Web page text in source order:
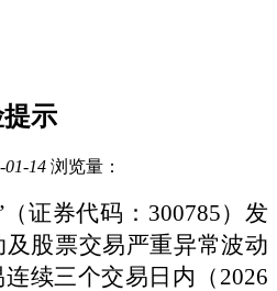
示
01-14 浏览量：
证券代码： 300785）发
股票交易严重异常波动
连续三个交易日内（ 2026